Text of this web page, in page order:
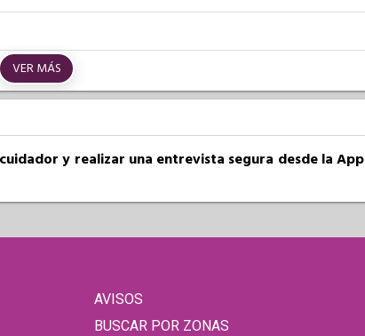
VER MÁS
y realizar una entrevista segura desde la App
AVISOS
BUSCAR POR ZONAS